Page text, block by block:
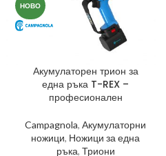
НОВО
Акумулаторен трион за
една ръка T-REX –
професионален
Campagnola, Акумулаторни
ножици, Ножици за една
ръка, Триони